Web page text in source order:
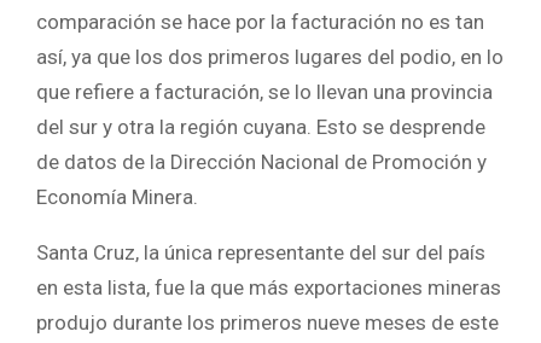
comparación se hace por la facturación no es tan
así, ya que los dos primeros lugares del podio, en lo
que refiere a facturación, se lo llevan una provincia
del sur y otra la región cuyana. Esto se desprende
de datos de la Dirección Nacional de Promoción y
Economía Minera.
Santa Cruz, la única representante del sur del país
en esta lista, fue la que más exportaciones mineras
produjo durante los primeros nueve meses de este